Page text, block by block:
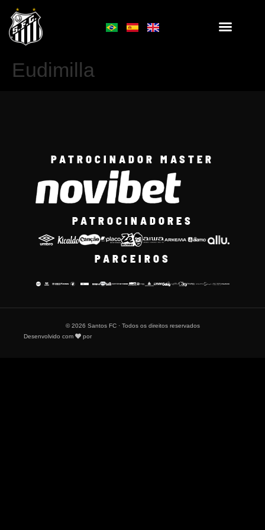
Eudimilla
PATROCINADOR MASTER
PATROCINADORES
PARCEIROS
© 2026 Santos FC · Todos os direitos reservados
Desenvolvido com
por